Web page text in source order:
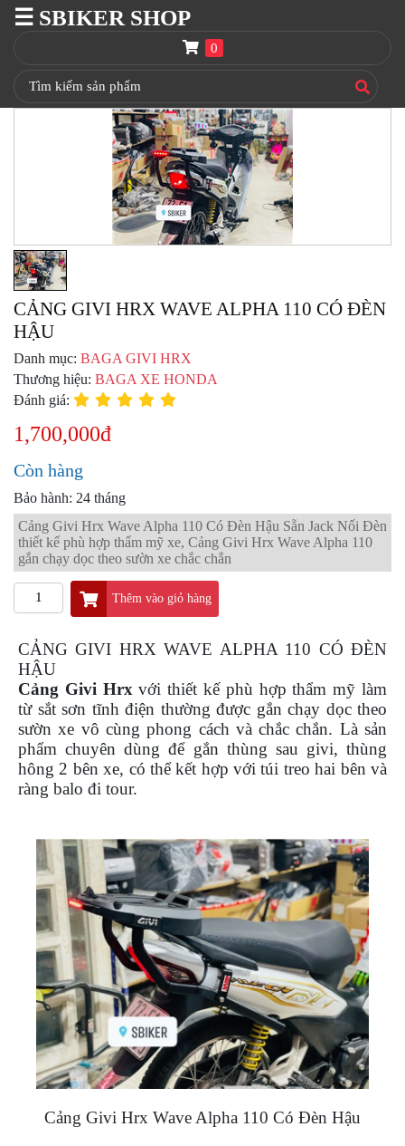
☰ SBIKER SHOP
0
SBIKER
TRANG
CHỦ
NÓN
BẢO
HIỂM
FULLFACE
BEN
NÂNG
XE
MOTO
PKL
ĐỒ
CHƠI
PG1
PHỤ
KIỆN
YAMAHA
PG-
1
CẢNG
ZR
ĐỒ
CHƠI
XE
PHỤ
KIỆN
XSR
155
GIVI
GĂNG
TAY
MOTO
DƯỠNG
SÊN
BALO
TÚI
ĐEO
GIVI
GIÀY
MOTO
CẢNG GIVI HRX WAVE ALPHA 110 CÓ ĐÈN
HẬU
Danh mục: BAGA GIVI HRX
Thương hiệu: BAGA XE HONDA
Đánh giá:
1,700,000đ
Còn hàng
Bảo hành: 24 tháng
Cảng Givi Hrx Wave Alpha 110 Có Đèn Hậu Sẵn Jack Nối Đèn
thiết kế phù hợp thẩm mỹ xe, Cảng Givi Hrx Wave Alpha 110
gắn chạy dọc theo sườn xe chắc chắn
Thêm vào giỏ hàng
CẢNG GIVI HRX WAVE ALPHA 110 CÓ ĐÈN
HẬU
Cảng Givi Hrxvới thiết kế phù hợp thẩm mỹ làm
từ sắt sơn tĩnh điện thường được gắn chạy dọc theo
sườn xe vô cùng phong cách và chắc chắn. Là sản
phẩm chuyên dùng để gắn thùng sau givi, thùng
hông 2 bên xe, có thể kết hợp với túi treo hai bên và
ràng balo đi tour.
Cảng Givi Hrx Wave Alpha 110 Có Đèn Hậu